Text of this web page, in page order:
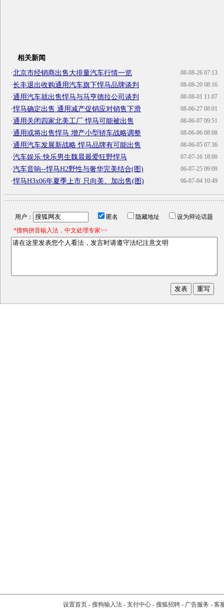
相关新闻
08-08-26 07:13
·北京市经销商出售大排量汽车行情一览
08-08-20 08:16
·长丰退出收购通用汽车旗下悍马品牌谈判
08-08-01 11:07
·通用汽车就出售悍马与马亨德拉公司谈判
08-06-27 08:01
·悍马确定出售 通用减产促销应对销售下滑
08-06-07 09:51
·通用关闭四家北美工厂 悍马可能被出售
08-06-06 08:08
·通用或将出售悍马 增产小型轿车战略调整
08-06-05 07:36
·通用汽车发展新战略 悍马品牌有可能出售
07-07-16 18:00
·汽车娱乐:快乐男生魏晨最爱狂野悍马
06-07-25 09:09
·汽车音响--悍马H2野性与奢华完美结合(图)
06-07-04 10:49
·悍马H3x06年夏季上市 只向美、加出售(图)
用户： 匿名 隐藏地址
设为辩论话题
*搜狗拼音输入法，中文处理专家>>
设置首页- 搜狗输入法- 支付中心- 搜狐招聘- 广告服务 - 客